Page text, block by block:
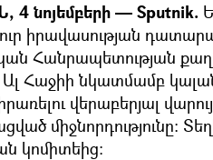
4 նոյեմբերի — Sputnik.
իրավասության
Հանրապետության
Ալ Հաջիի նկատմամբ
վերաբերյալ
միջնորդությունը:
կոմիտեից։